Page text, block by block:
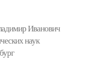
Иванович
наук